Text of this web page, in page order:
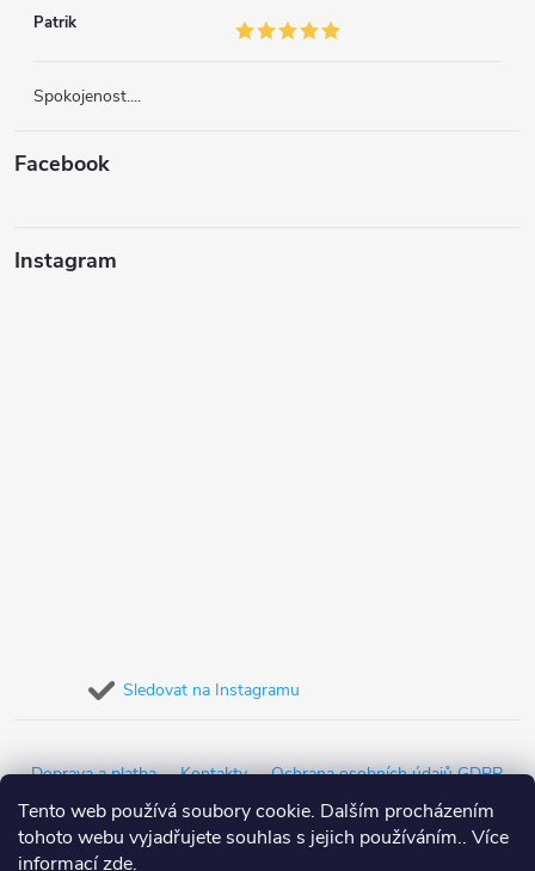
Tento web používá soubory cookie. Dalším procházením
tohoto webu vyjadřujete souhlas s jejich používáním.. Více
informacízde.
Patrik
Spokojenost....
Facebook
Instagram
Sledovat na Instagramu
Doprava a platba Kontakty Ochrana osobních údajů GDPR
Obchodní podmínky Reklamační řád Detailing blog